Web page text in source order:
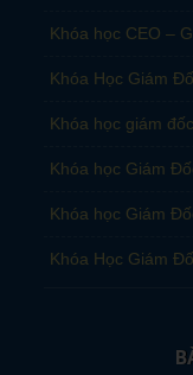
Khóa học CEO –
Khóa Học Giám
Khóa học giám
Khóa học Giám
Khóa học Giám
Khóa Học Giám